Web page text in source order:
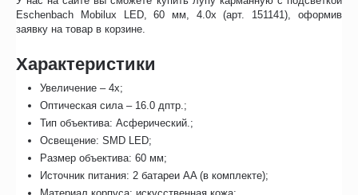
Eschenbach Mobilux LED, 60 мм, 4.0х (арт. 151141), оформив
заявку на товар в корзине.
Характеристики
Увеличение – 4x;
Оптическая сила – 16.0 дптр.;
Тип объектива: Асферический.;
Освещение: SMD LED;
Размер объектива: 60 мм;
Источник питания: 2 батареи AA (в комплекте);